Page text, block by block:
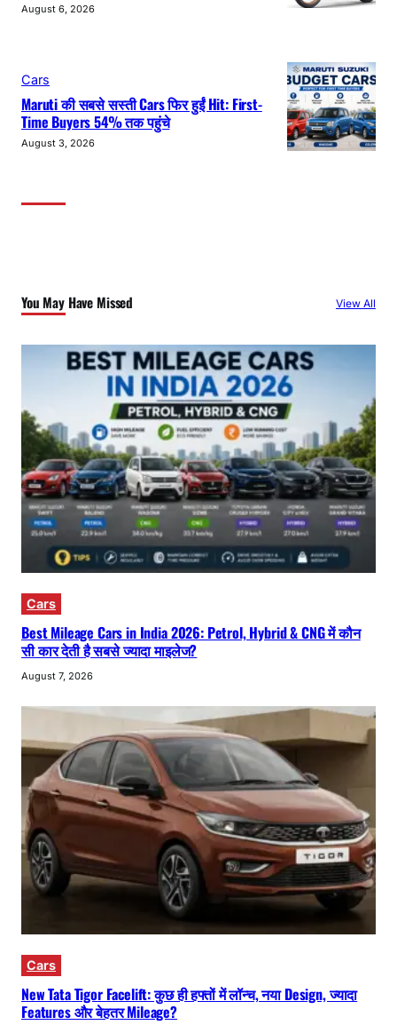
August 6, 2026
Cars
Maruti की सबसे सस्ती Cars फिर हुईं Hit: First-
Time Buyers 54% तक पहुंचे
August 3, 2026
You May Have Missed View All
Cars
Best Mileage Cars in India 2026: Petrol, Hybrid & CNG में कौन
सी कार देती है सबसे ज्यादा माइलेज?
August 7, 2026
Cars
New Tata Tigor Facelift: कुछ ही हफ्तों में लॉन्च, नया Design, ज्यादा
Features और बेहतर Mileage?